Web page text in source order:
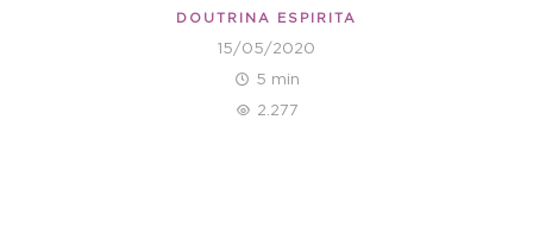
DOUTRINA ESPIRITA
15/05/2020
5 min
2.277